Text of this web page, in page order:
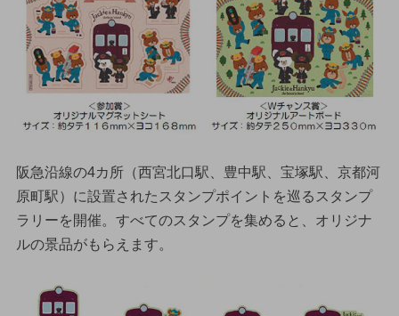
阪急沿線の4カ所（西宮北口駅、豊中駅、宝塚駅、京都河
原町駅）に設置されたスタンプポイントを巡るスタンプ
ラリーを開催。すべてのスタンプを集めると、オリジナ
ルの景品がもらえます。